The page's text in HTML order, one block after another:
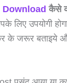
Download कैसे
लिए उपयोगी
के जरूर बताइये